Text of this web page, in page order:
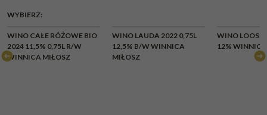
WYBIERZ:
CHWILOWY
BRAK
WINO CAŁE RÓŻOWE BIO
2024 11,5% 0,75L R/W
WINNICA MIŁOSZ
WINO LAUDA 2022 0,75L
12,5% B/W WINNICA
MIŁOSZ
WINO LOOS
12%